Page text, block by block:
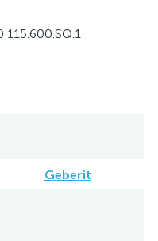
115.600.SQ.1
Geberit